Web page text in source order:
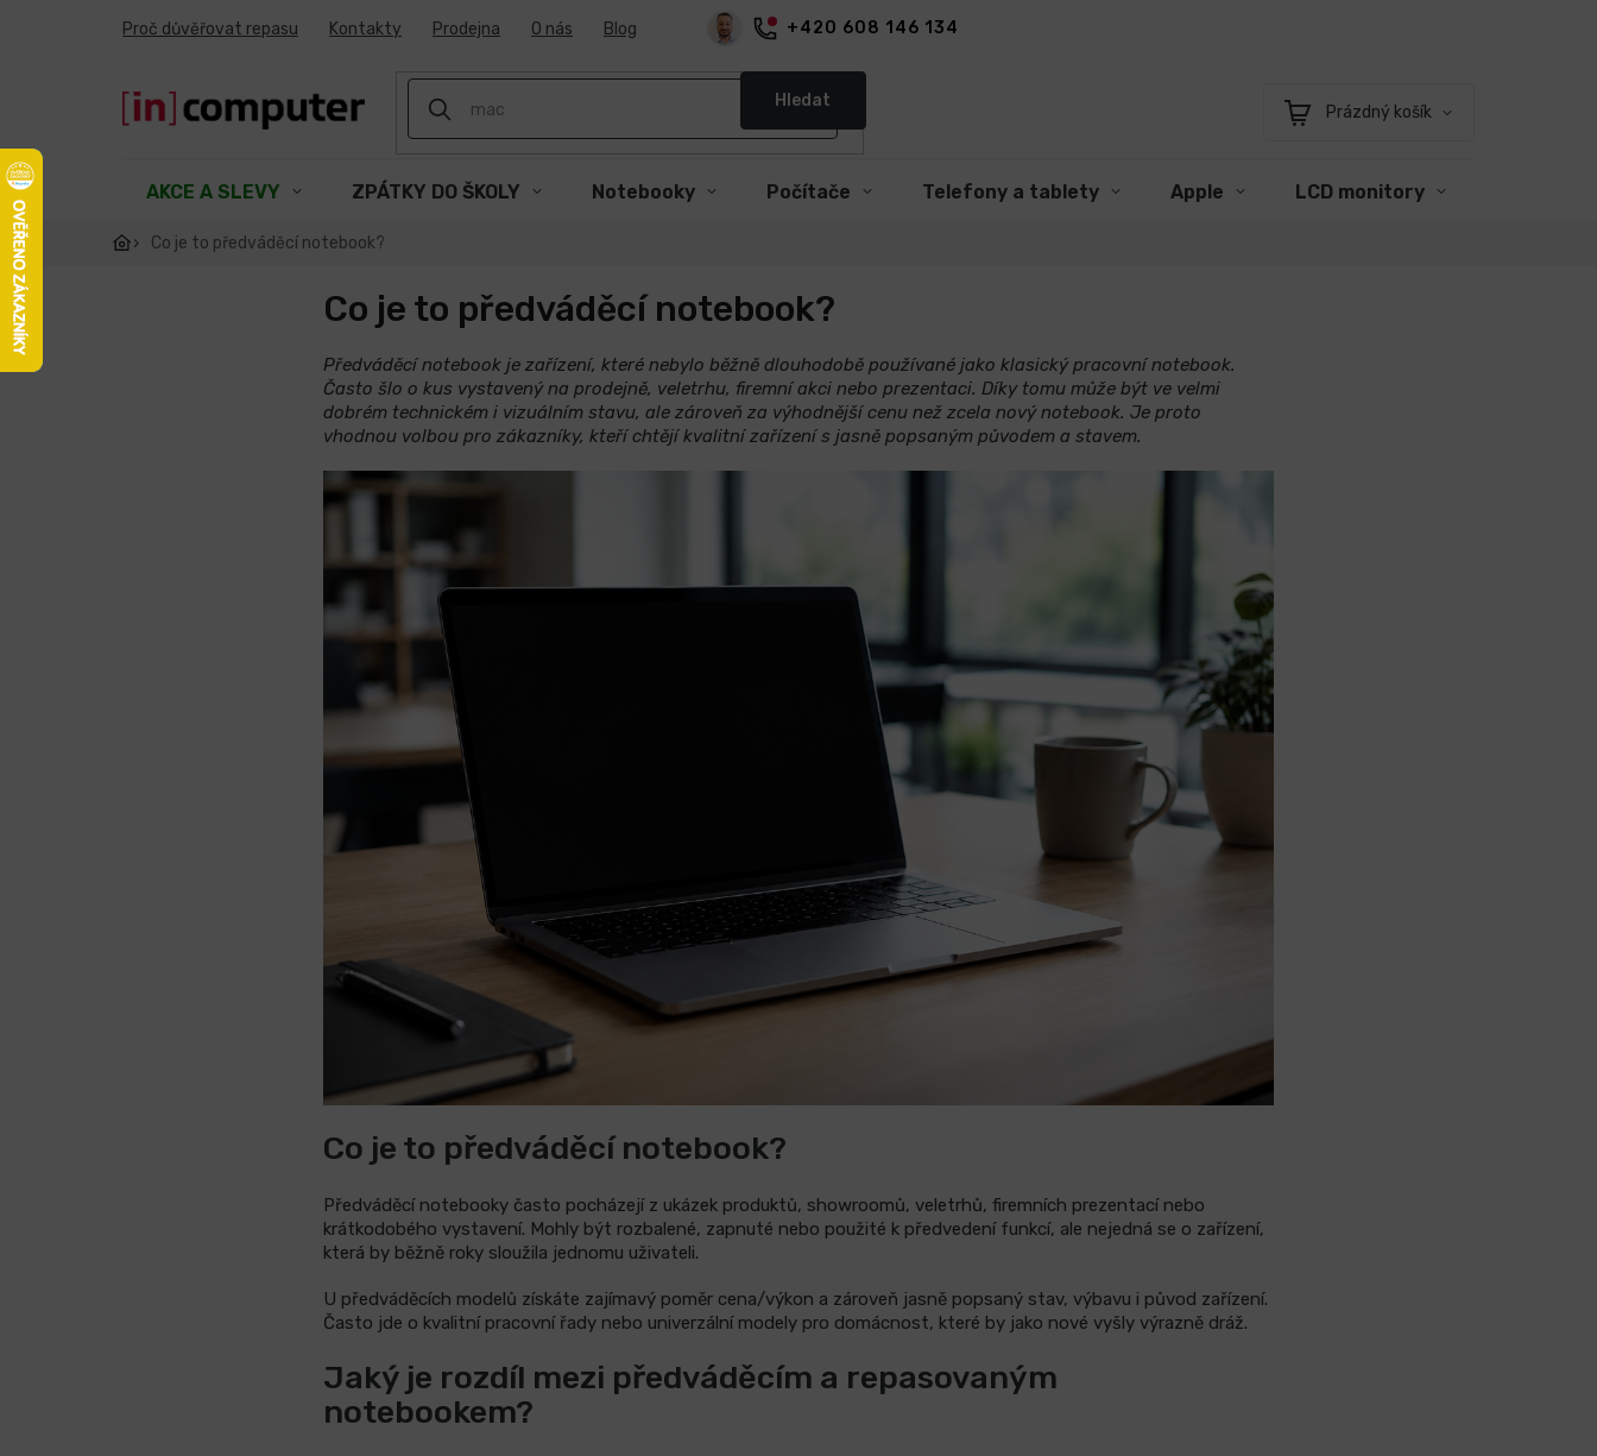
+420 608 146 134
Proč důvěřovat repasu Kontakty Prodejna O nás Blog
Hledat
Nákupní
Prázdný košík
AKCE A SLEVY ZPÁTKY DO ŠKOLY Notebooky Počítače Telefony a tablety Apple LCD monitory
Co je to předváděcí notebook?
Co je to předváděcí notebook?
Předváděcí notebook je zařízení, které nebylo běžně dlouhodobě používané jako klasický pracovní notebook.
Často šlo o kus vystavený na prodejně, veletrhu, firemní akci nebo prezentaci. Díky tomu může být ve velmi
dobrém technickém i vizuálním stavu, ale zároveň za výhodnější cenu než zcela nový notebook. Je proto
vhodnou volbou pro zákazníky, kteří chtějí kvalitní zařízení s jasně popsaným původem a stavem.
Co je to předváděcí notebook?
Předváděcí notebooky často pocházejí z ukázek produktů, showroomů, veletrhů, firemních prezentací nebo
krátkodobého vystavení. Mohly být rozbalené, zapnuté nebo použité k předvedení funkcí, ale nejedná se o zařízení,
která by běžně roky sloužila jednomu uživateli.
U předváděcích modelů získáte zajímavý poměr cena/výkon a zároveň jasně popsaný stav, výbavu i původ zařízení.
Často jde o kvalitní pracovní řady nebo univerzální modely pro domácnost, které by jako nové vyšly výrazně dráž.
Jaký je rozdíl mezi předváděcím a repasovaným
notebookem?